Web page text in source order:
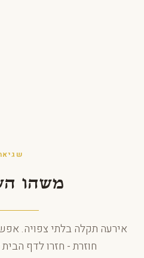
משהו
אירעה תקלה בלתי צפויה.
חוזרת - חזרו לדף